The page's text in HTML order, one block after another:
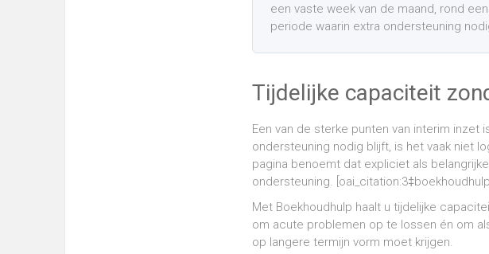
een vaste week van de maand, rond
periode waarin extra ondersteuning
Tijdelijke capaciteit
Een van de sterke punten van interim inzet
ondersteuning nodig blijft, is het vaak niet
pagina benoemt dat expliciet als
ondersteuning.
Met Boekhoudhulp haalt u tijdelijke
om acute problemen op te lossen én om
op langere termijn vorm moet krijgen.